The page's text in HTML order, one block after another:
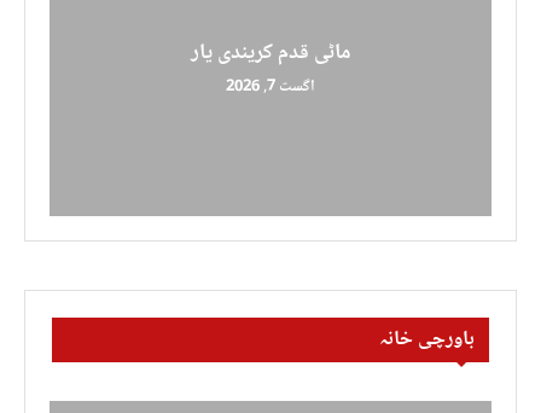
ماٹی قدم کریندی یار
اگست 7, 2026
باورچی خانہ